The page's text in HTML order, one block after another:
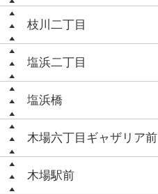
枝川二丁目
塩浜二丁目
塩浜橋
木場六丁目ギャザリア前
木場駅前